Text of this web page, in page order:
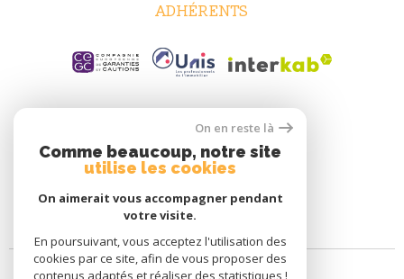
ADHÉRENTS
On en reste là
Comme beaucoup, notre site
utilise les cookies
On aimerait vous accompagner pendant
votre visite.
En poursuivant, vous acceptez l'utilisation des
cookies par ce site, afin de vous proposer des
contenus adaptés et réaliser des statistiques !